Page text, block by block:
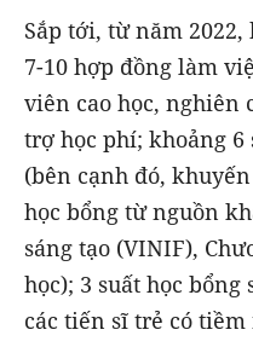
Sắp tới, từ năm 2022,
7-10 hợp đồng làm
viên cao học, nghiên
trợ học phí; khoảng 6
(bên cạnh đó,
học bổng từ nguồn
sáng tạo (VINIF),
học); 3 suất học
các tiến sĩ trẻ có